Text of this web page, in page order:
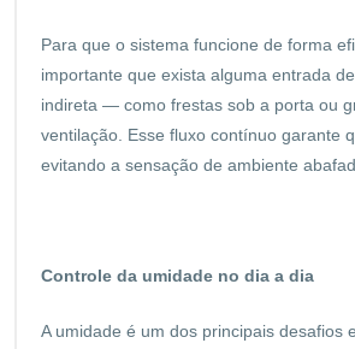
Para que o sistema funcione de forma
importante que exista alguma entrada
indireta — como frestas sob a porta ou
ventilação. Esse fluxo contínuo garante
evitando a sensação de ambiente
Controle da umidade no dia a dia
A umidade é um dos principais desafios